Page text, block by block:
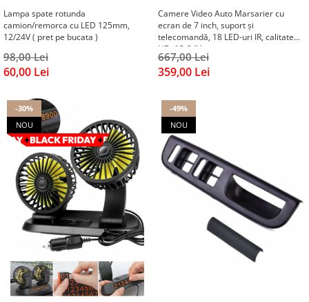
VOLVO
Iveco
Scrumiere
Masa Bord
Volane
Antifurt Volan
Lampa spate rotunda
camion/remorca cu LED 125mm,
12/24V ( pret pe bucata )
98,00 Lei
60,00 Lei
Camere Video Auto Marsarier cu
ecran de 7 inch, suport și
telecomandă, 18 LED-uri IR, calitate
HD, 12-24V
667,00 Lei
359,00 Lei
-30%
NOU
-49%
NOU